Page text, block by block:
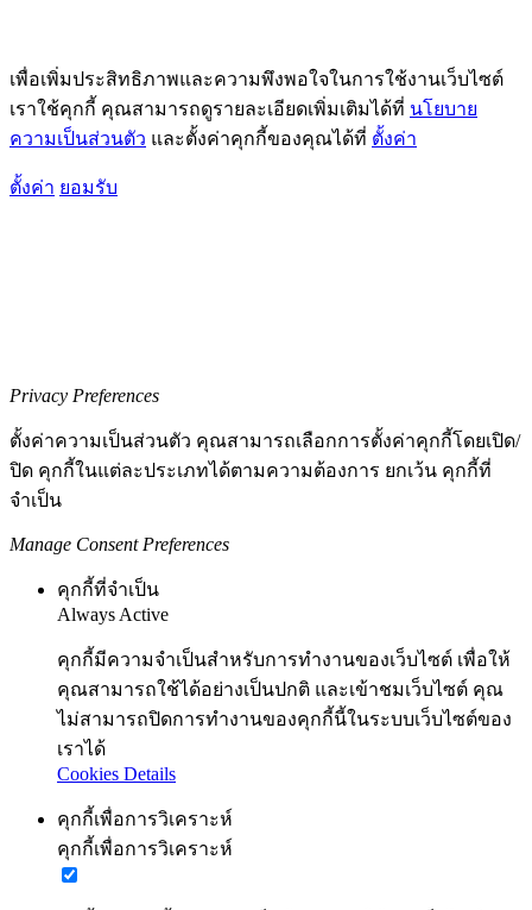
เพื่อเพิ่มประสิทธิภาพและความพึงพอใจในการใช้งานเว็บไซต์
เราใช้คุกกี้ คุณสามารถดูรายละเอียดเพิ่มเติมได้ที่ นโยบาย
ความเป็นส่วนตัว และตั้งค่าคุกกี้ของคุณได้ที่ ตั้งค่า
ตั้งค่า ยอมรับ
Privacy Preferences
ตั้งค่าความเป็นส่วนตัว คุณสามารถเลือกการตั้งค่าคุกกี้โดยเปิด/
ปิด คุกกี้ในแต่ละประเภทได้ตามความต้องการ ยกเว้น คุกกี้ที่
จำเป็น
Manage Consent Preferences
คุกกี้ที่จำเป็น
Always Active
คุกกี้มีความจำเป็นสำหรับการทำงานของเว็บไซต์ เพื่อให้
คุณสามารถใช้ได้อย่างเป็นปกติ และเข้าชมเว็บไซต์ คุณ
ไม่สามารถปิดการทำงานของคุกกี้นี้ในระบบเว็บไซต์ของ
เราได้
Cookies Details
คุกกี้เพื่อการวิเคราะห์
คุกกี้เพื่อการวิเคราะห์